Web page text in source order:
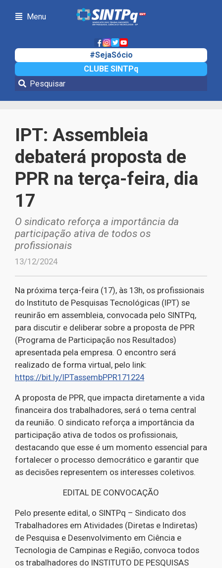
Menu
#SejaSócio
CLUBE SINTPq
Notícias
IPT: Assembleia
debaterá proposta de
PPR na terça-feira, dia
17
O sindicato reforça a importância da
participação ativa de todos os
profissionais
13/12/2024
Na próxima terça-feira (17), às 13h, os profissionais
do Instituto de Pesquisas Tecnológicas (IPT) se
reunirão em assembleia, convocada pelo SINTPq,
para discutir e deliberar sobre a proposta de PPR
(Programa de Participação nos Resultados)
apresentada pela empresa. O encontro será
realizado de forma virtual, pelo link:
https://bit.ly/IPTassembPPR171224
A proposta de PPR, que impacta diretamente a vida
financeira dos trabalhadores, será o tema central
da reunião. O sindicato reforça a importância da
participação ativa de todos os profissionais,
destacando que esse é um momento essencial para
fortalecer o processo democrático e garantir que
as decisões representem os interesses coletivos.
EDITAL DE CONVOCAÇÃO
Pelo presente edital, o SINTPq – Sindicato dos
Trabalhadores em Atividades (Diretas e Indiretas)
de Pesquisa e Desenvolvimento em Ciência e
Tecnologia de Campinas e Região, convoca todos
os trabalhadores do INSTITUTO DE PESQUISAS